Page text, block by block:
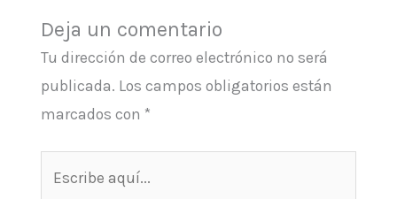
Deja un comentario
Tu dirección de correo electrónico no será
publicada. Los campos obligatorios están
marcados con *